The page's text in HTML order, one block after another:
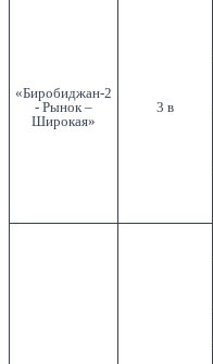
«Биробиджан-2
- Рынок –
Широкая»
3 в